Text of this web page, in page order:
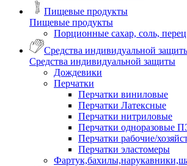
Пищевые продукты
Пищевые продукты
Порционные сахар, соль, перец
Средства индивидуальной
Средства индивидуальной защиты
Дождевики
Перчатки
Перчатки виниловые
Перчатки Латексные
Перчатки нитриловые
Перчатки одноразовые
Перчатки рабочие/
Перчатки эластомеры